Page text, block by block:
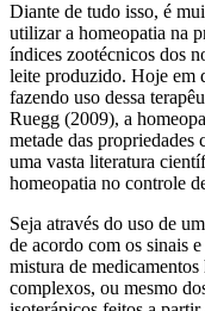
Diante de tudo isso, é
utilizar a homeopatia na
índices zootécnicos dos
leite produzido. Hoje em
fazendo uso dessa
Ruegg (2009), a
metade das
uma vasta literatura
homeopatia no controle
Seja através do uso de
de acordo com os sinais
mistura de
complexos, ou mesmo